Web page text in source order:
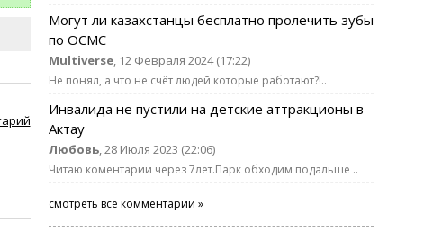
Могут ли казахстанцы бесплатно пролечить зубы
по ОСМС
Multiverse, 12 Февраля 2024 (17:22)
Не понял, а что не счёт людей которые работают?!..
Инвалида не пустили на детские аттракционы в
Актау
Любовь, 28 Июля 2023 (22:06)
Читаю коментарии через 7лет.Парк обходим подальше ..
смотреть все комментарии »